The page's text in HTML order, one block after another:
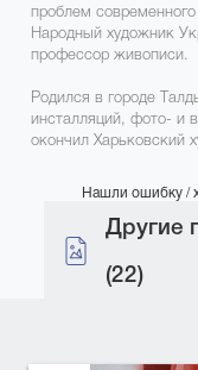
проблем
Народный художник
профессор живописи.
Родился в городе
инсталляций, фото- и
окончил Харьковский
Нашли ошибку /
Другие
(22)